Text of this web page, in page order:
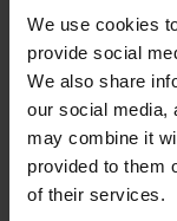
We use cookies
provide social
We also share
our social media,
may combine it
provided to them
of their services.
-20% BRA20